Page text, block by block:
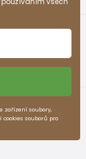
.
zařízení soubory,
souborů pro